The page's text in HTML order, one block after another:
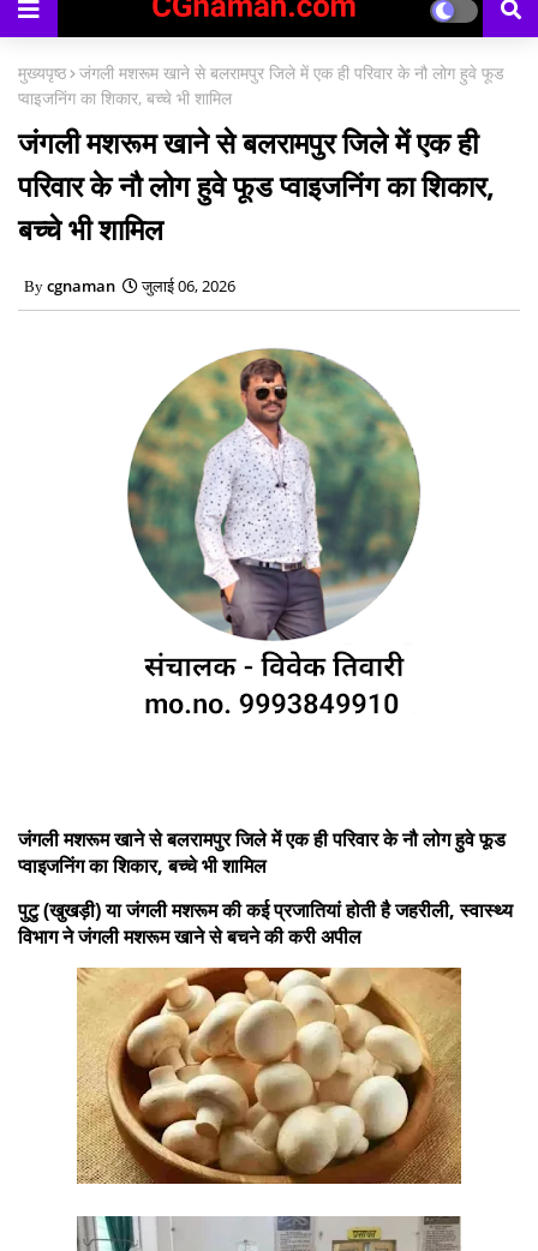
मुख्यपृष्ठ जंगली मशरूम खाने से बलरामपुर जिले में एक ही परिवार के नौ लोग हुवे फूड
प्वाइजनिंग का शिकार, बच्चे भी शामिल
जंगली मशरूम खाने से बलरामपुर जिले में एक ही
परिवार के नौ लोग हुवे फूड प्वाइजनिंग का शिकार,
बच्चे भी शामिल
cgnaman जुलाई 06, 2026
जंगली मशरूम खाने से बलरामपुर जिले में एक ही परिवार के नौ लोग हुवे फूड
प्वाइजनिंग का शिकार, बच्चे भी शामिल
पुटु (खुखड़ी) या जंगली मशरूम की कई प्रजातियां होती है जहरीली, स्वास्थ्य
विभाग ने जंगली मशरूम खाने से बचने की करी अपील